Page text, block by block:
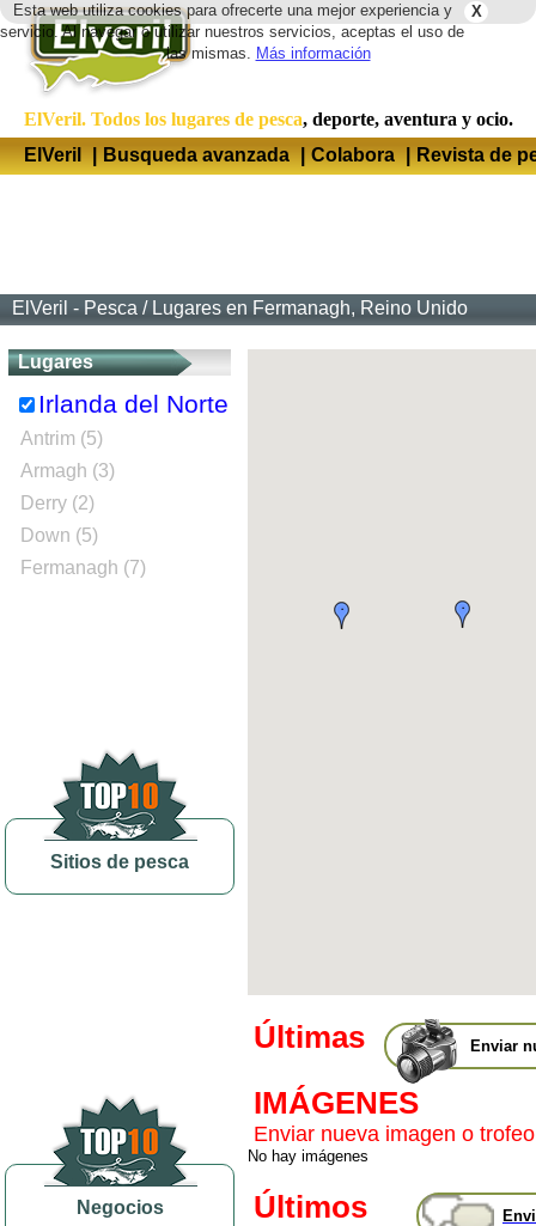
X
Esta web utiliza cookies para ofrecerte una mejor experiencia y
servicio. Al navegar o utilizar nuestros servicios, aceptas el uso de
las mismas. Más información
ElVeril. Todos los lugares de pesca, deporte, aventura y ocio.
ElVeril
| Busqueda avanzada | Colabora | Revista de
ElVeril - Pesca / Lugares en Fermanagh, Reino Unido
Lugares
Irlanda del Norte
Antrim (5)
Armagh (3)
Derry (2)
Down (5)
Fermanagh (7)
Sitios de pesca
Negocios
Enviar
Últimas
IMÁGENES
Enviar nueva imagen o trofeo
No hay imágenes
Últimos